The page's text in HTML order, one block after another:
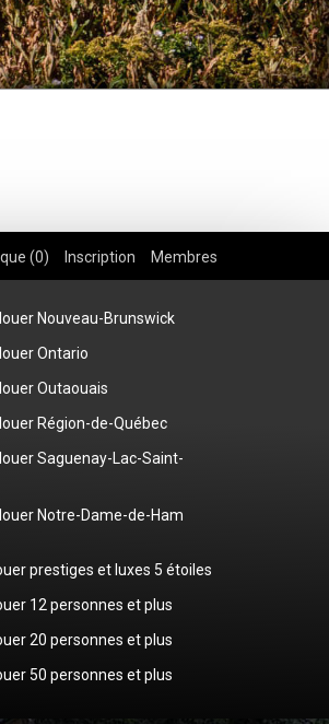
(0) Inscription Membres
Nouveau-Brunswick
Ontario
Outaouais
Région-de-Québec
Saguenay-Lac-Saint-
Notre-Dame-de-Ham
prestiges et luxes 5 étoiles
12 personnes et plus
20 personnes et plus
50 personnes et plus